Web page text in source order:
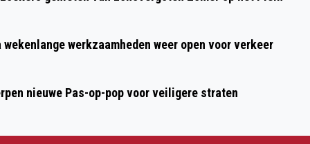
werkzaamheden weer open voor verkeer
nieuwe Pas-op-pop voor veiligere straten